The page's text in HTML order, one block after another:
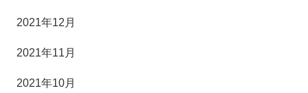
2021年12月
2021年11月
2021年10月